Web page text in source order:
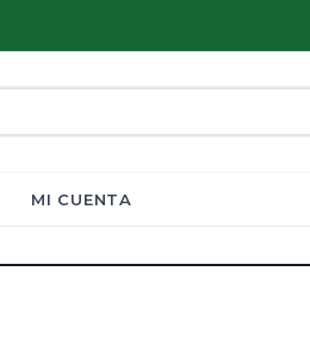
MI CUENTA